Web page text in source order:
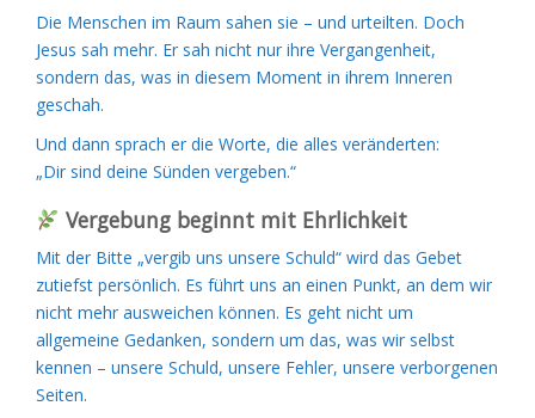
Die Menschen im Raum sahen sie – und urteilten. Doch
Jesus sah mehr. Er sah nicht nur ihre Vergangenheit,
sondern das, was in diesem Moment in ihrem Inneren
geschah.
Und dann sprach er die Worte, die alles veränderten:
„Dir sind deine Sünden vergeben.“
Vergebung beginnt mit Ehrlichkeit
Mit der Bitte „vergib uns unsere Schuld“ wird das Gebet
zutiefst persönlich. Es führt uns an einen Punkt, an dem wir
nicht mehr ausweichen können. Es geht nicht um
allgemeine Gedanken, sondern um das, was wir selbst
kennen – unsere Schuld, unsere Fehler, unsere verborgenen
Seiten.